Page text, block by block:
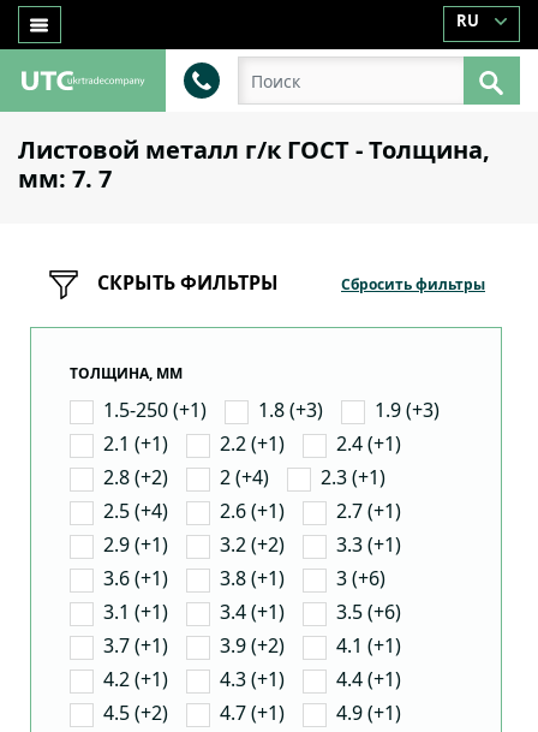
RU
Листовой металл г/к ГОСТ - Толщина,
мм: 7. 7
СКРЫТЬ ФИЛЬТРЫ Сбросить фильтры
ТОЛЩИНА, ММ
1.5-250 (+1) 1.8 (+3)
1.9 (+3)
2.1 (+1)
2.2 (+1)
2.4 (+1)
2.8 (+2)
2 (+4)
2.3 (+1)
2.5 (+4)
2.6 (+1)
2.7 (+1)
2.9 (+1)
3.2 (+2)
3.3 (+1)
3.6 (+1)
3.8 (+1)
3 (+6)
3.1 (+1)
3.4 (+1)
3.5 (+6)
3.7 (+1)
3.9 (+2)
4.1 (+1)
4.2 (+1)
4.3 (+1)
4.4 (+1)
4.5 (+2)
4.7 (+1)
4.9 (+1)